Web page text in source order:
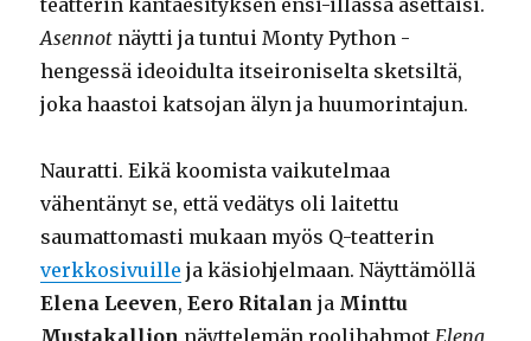
teatterin kantaesityksen ensi-illassa asettaisi.
Asennot näytti ja tuntui Monty Python -
hengessä ideoidulta itseironiselta sketsiltä,
joka haastoi katsojan älyn ja huumorintajun.
Nauratti. Eikä koomista vaikutelmaa
vähentänyt se, että vedätys oli laitettu
saumattomasti mukaan myös Q-teatterin
verkkosivuille ja käsiohjelmaan. Näyttämöllä
Elena Leeven,Eero Ritalan ja Minttu